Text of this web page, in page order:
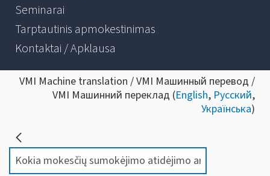
Seminarai
Tarptautinis apmokestinimas
Kontaktai / Apklausa
VMI Machine translation / VMI Машинный перевод /
VMI Машинний переклад (English, Русский,
Українська)